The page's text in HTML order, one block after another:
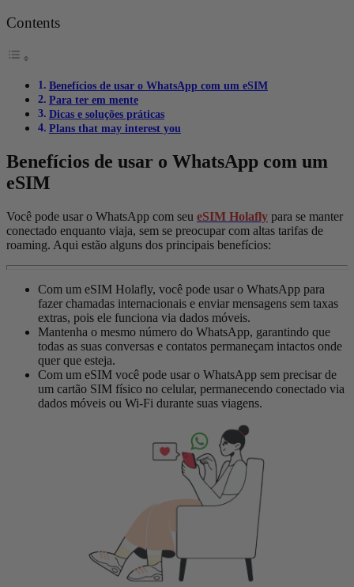
Contents
Benefícios de usar o WhatsApp com um eSIM
Para ter em mente
Dicas e soluções práticas
Plans that may interest you
Benefícios de usar o WhatsApp com um
eSIM
Você pode usar o WhatsApp com seu eSIM Holafly para se manter
conectado enquanto viaja, sem se preocupar com altas tarifas de
roaming. Aqui estão alguns dos principais benefícios:
Com um eSIM Holafly, você pode usar o WhatsApp para
fazer chamadas internacionais e enviar mensagens sem taxas
extras, pois ele funciona via dados móveis.
Mantenha o mesmo número do WhatsApp, garantindo que
todas as suas conversas e contatos permaneçam intactos onde
quer que esteja.
Com um eSIM você pode usar o WhatsApp sem precisar de
um cartão SIM físico no celular, permanecendo conectado via
dados móveis ou Wi-Fi durante suas viagens.